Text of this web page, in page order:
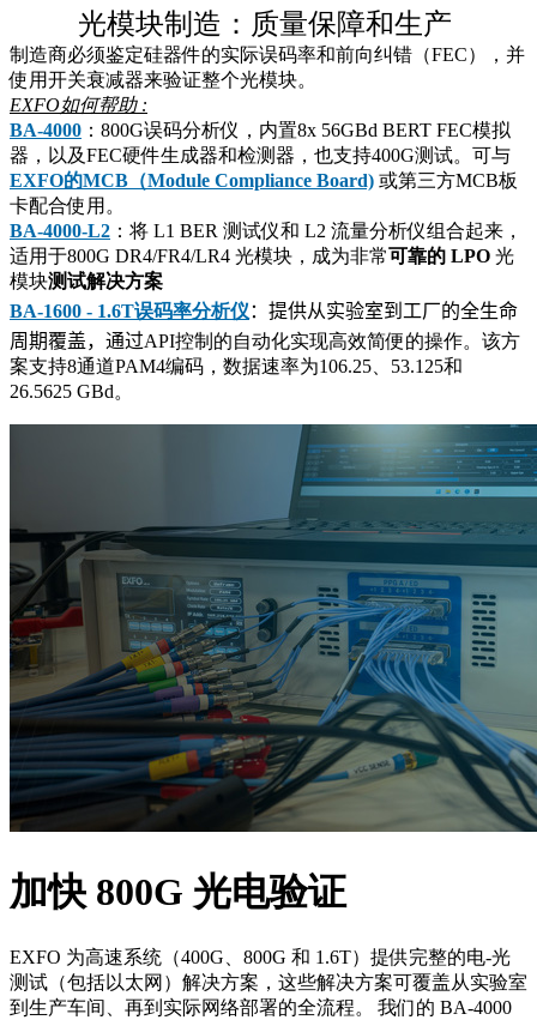
光模块制造：质量保障和生产
制造商必须鉴定硅器件的实际误码率和前向纠错（FEC），并
使用开关衰减器来验证整个光模块。
EXFO如何帮助 :
BA-4000 ：800G误码分析仪，内置8x 56GBd BERT FEC模拟
器，以及FEC硬件生成器和检测器，也支持400G测试。可与
EXFO的MCB（Module Compliance Board) 或第三方MCB板
卡配合使用。
BA-4000-L2 ：将 L1 BER 测试仪和 L2 流量分析仪组合起来，
适用于800G DR4/FR4/LR4 光模块，成为非常可靠的 LPO 光
模块测试解决方案
BA-1600 - 1.6T误码率分析仪 ：提供从实验室到 工厂的全生命
周期覆盖，通过API控制的自动化实现高效简便的操作。该方
案支持8通道PAM4编码，数据速率为106.25 53.125和
26.5625 GBd。
加快 800G 光电验证
EXFO 为高速系统（400G、800G 和 1.6T）提供完整的电-光
测试（包括以太网）解决方案，这些解决方案可覆盖从实验室
到生产车间、再到实际网络部署的全流程。 我们的 BA-4000